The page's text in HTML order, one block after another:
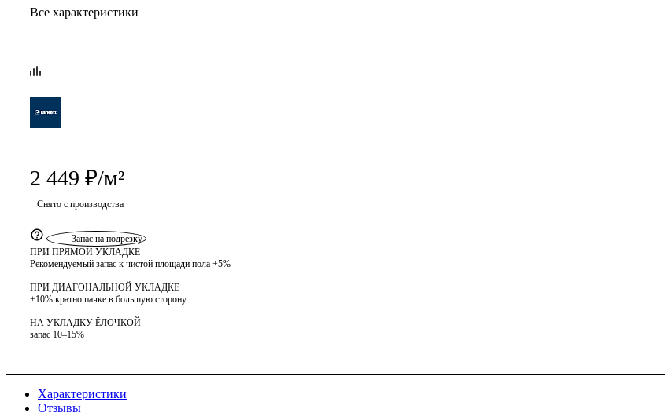
Все характеристики
2 449 ₽/м²
Снято с производства
Запас на подрезку
ПРИ ПРЯМОЙ УКЛАДКЕ
Рекомендуемый запас к чистой площади пола +5%
ПРИ ДИАГОНАЛЬНОЙ УКЛАДКЕ
+10% кратно пачке в большую сторону
НА УКЛАДКУ ЁЛОЧКОЙ
запас 10–15%
Характеристики
Отзывы